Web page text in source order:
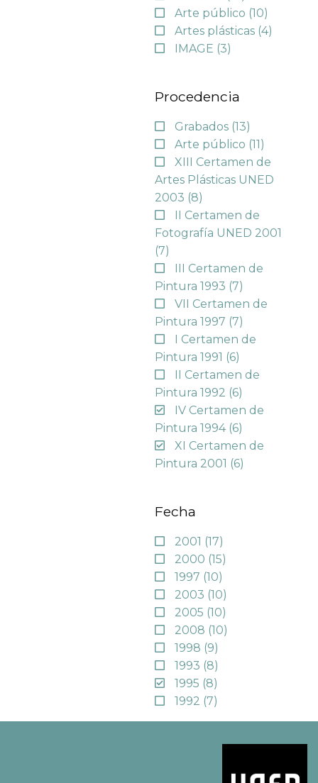
Arte público (10)
Artes plásticas (4)
IMAGE (3)
Procedencia
Grabados (13)
Arte público (11)
XIII Certamen de
Artes Plásticas UNED
2003 (8)
II Certamen de
Fotografía UNED 2001
(7)
III Certamen de
Pintura 1993 (7)
VII Certamen de
Pintura 1997 (7)
I Certamen de
Pintura 1991 (6)
II Certamen de
Pintura 1992 (6)
IV Certamen de
Pintura 1994 (6)
XI Certamen de
Pintura 2001 (6)
Fecha
2001 (17)
2000 (15)
1997 (10)
2003 (10)
2005 (10)
2008 (10)
1998 (9)
1993 (8)
1995 (8)
1992 (7)